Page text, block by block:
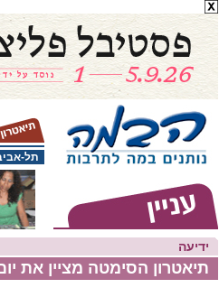
תל-
ידיעה
תיאטרון הסימטה מציין את